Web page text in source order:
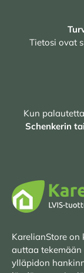
Tietosi ovat
Kun
Schenkerin
KarelianStore on
auttaa
ylläpidon